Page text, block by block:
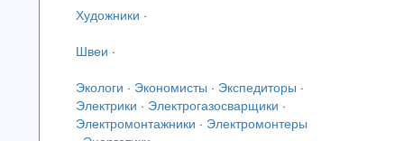
Художники ·
Швеи ·
Экологи · Экономисты · Экспедиторы ·
Электрики · Электрогазосварщики ·
Электромонтажники · Электромонтеры